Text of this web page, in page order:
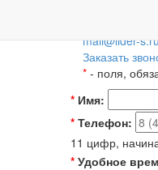
mail@lider-
Заказать
* - поля,
* Имя:
* Телефон:
11 цифр,
* Удобное